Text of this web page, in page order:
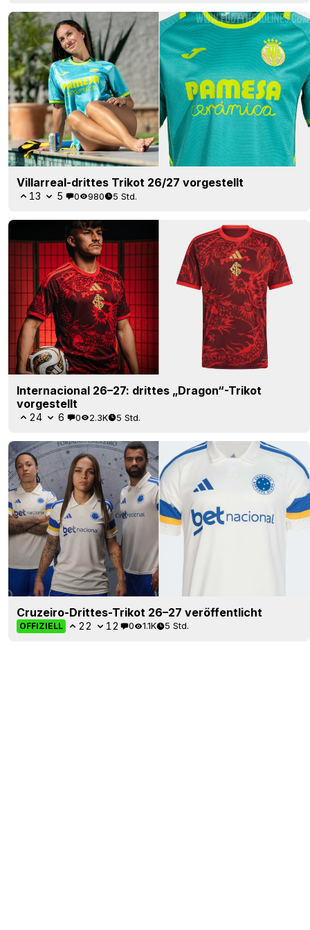
Villarreal-drittes Trikot 26/27 vorgestellt
13 5 0 980 5 Std.
Internacional 26–27: drittes „Dragon“-Trikot
vorgestellt
24 6 0 2.3K 5 Std.
Cruzeiro-Drittes-Trikot 26–27 veröffentlicht
OFFIZIELL 22 12 0 1.1K 5 Std.